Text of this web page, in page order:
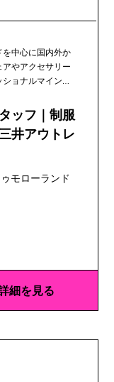
中心に国内外か
アやアクセサリー
ョナルマインド
ッフ｜制服
井アウトレ
ゥモローランド
細を見る